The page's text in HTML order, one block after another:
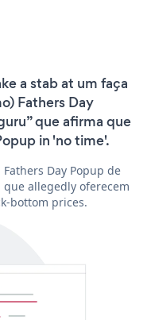
a stab at um faça
Fathers Day
que afirma que
in 'no time'.
Day Popup de
allegedly oferecem
bottom prices.